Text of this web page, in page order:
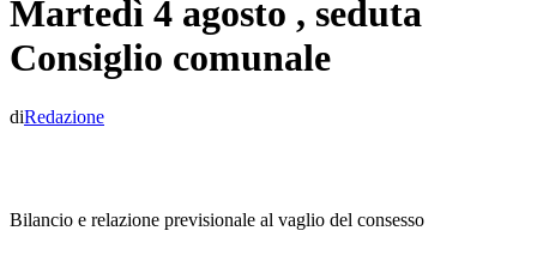
Martedì 4 agosto , seduta
Consiglio comunale
diRedazione
Bilancio e relazione previsionale al vaglio del consesso